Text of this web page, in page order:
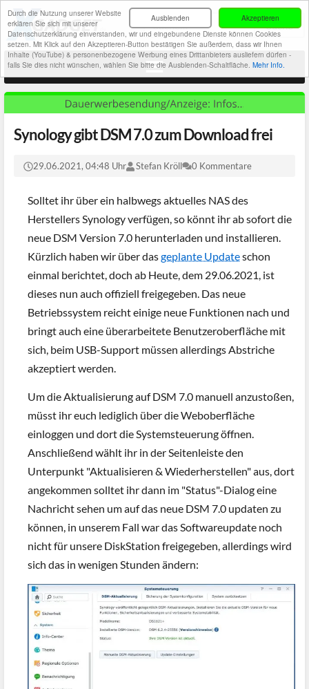
Akzeptieren
Ausblenden
Durch die Nutzung unserer Website
erklären Sie sich mit unserer
Datenschutzerklärung einverstanden, wir und eingebundene Dienste können Cookies
setzen. Mit Klick auf den Akzeptieren-Button bestätigen Sie außerdem, dass wir Ihnen
Inhalte (YouTube) & personenbezogene Werbung eines Drittanbieters ausliefern dürfen -
falls Sie dies nicht wünschen, wählen Sie bitte die Ausblenden-Schaltfläche. Mehr Info.
Synology gibt DSM 7.0 zum Download frei
29.06.2021, 04:48 Uhr Stefan Kröll 0 Kommentare
Solltet ihr über ein halbwegs aktuelles NAS des
Herstellers Synology verfügen, so könnt ihr ab sofort die
neue DSM Version 7.0 herunterladen und installieren.
Kürzlich haben wir über dasgeplante Updateschon
einmal berichtet, doch ab Heute, dem 29.06.2021, ist
dieses nun auch offiziell freigegeben. Das neue
Betriebssystem reicht einige neue Funktionen nach und
bringt auch eine überarbeitete Benutzeroberfläche mit
sich, beim USB-Support müssen allerdings Abstriche
akzeptiert werden.
Um die Aktualisierung auf DSM 7.0 manuell anzustoßen,
müsst ihr euch lediglich über die Weboberfläche
einloggen und dort die Systemsteuerung öffnen.
Anschließend wählt ihr in der Seitenleiste den
Unterpunkt "Aktualisieren & Wiederherstellen" aus, dort
angekommen solltet ihr dann im "Status"-Dialog eine
Nachricht sehen um auf das neue DSM 7.0 updaten zu
können, in unserem Fall war das Softwareupdate noch
nicht für unsere DiskStation freigegeben, allerdings wird
sich das in wenigen Stunden ändern: